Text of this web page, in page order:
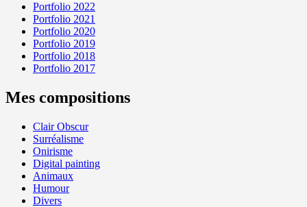
Portfolio 2022
Portfolio 2021
Portfolio 2020
Portfolio 2019
Portfolio 2018
Portfolio 2017
Mes compositions
Clair Obscur
Surréalisme
Onirisme
Digital painting
Animaux
Humour
Divers